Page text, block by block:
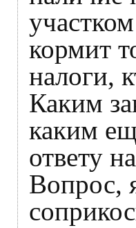
кормит
налоги,
Каким
каким
ответу
Вопрос,